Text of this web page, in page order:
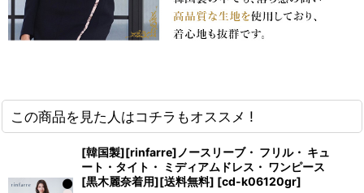
この商品を見た人はコチラもオススメ !
[韓国製][rinfarre]ノースリーブ・ フリル・ キュ
ート・タイト・ ミディアムドレス・ ワンピース
[黒木麗奈着用][送料無料] [cd-k06120gr]